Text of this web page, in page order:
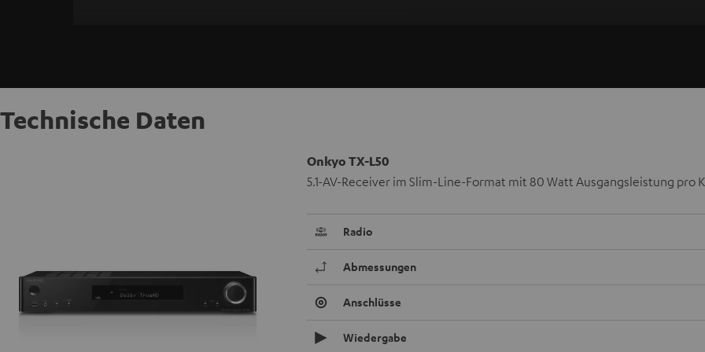
Technische Daten
Onkyo TX-L50
5.1-AV-Receiver im Slim-Line-Format mit 80 Watt Ausgangsleistung pro
Radio
Abmessungen
Anschlüsse
Wiedergabe